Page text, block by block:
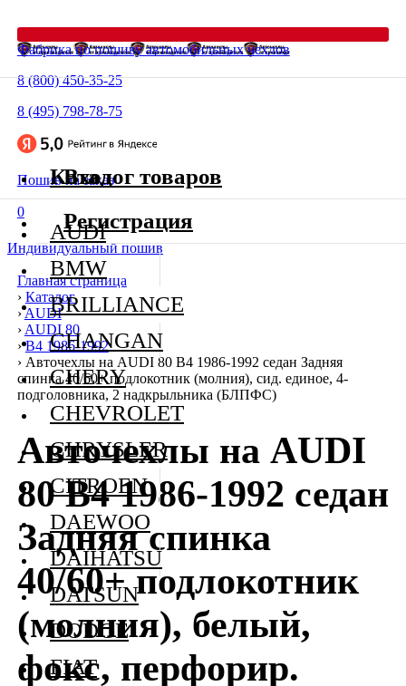
Фабрика по пошиву автомобильных чехлов
8 (800) 450-35-25
8 (495) 798-78-75
Пошив на заказ
0
Индивидуальный пошив
Главная страница
› Каталог
›AUDI
› AUDI 80
› В4 1986-1992
› Авточехлы на AUDI 80 В4 1986-1992 седан Задняя
спинка 40/60+ подлокотник (молния), сид. единое, 4-
подголовника, 2 надкрыльника (БЛПФС)
Авточехлы на AUDI
80 В4 1986-1992 седан
Задняя спинка
40/60+ подлокотник
(молния), белый,
фокс, перфорир.
Каталог товаров
AUDI
BMW
BRILLIANCE
CHANGAN
CHERY
CHEVROLET
CHRYSLER
CITROEN
DAEWOO
DAIHATSU
DATSUN
DODGE
FIAT
Вход
Регистрация